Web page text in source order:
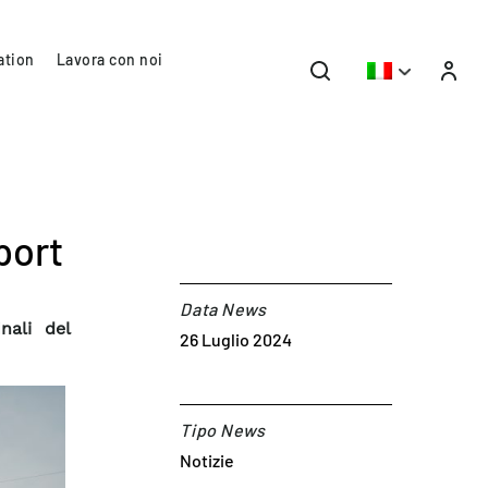
Lavora con noi
del
Data News
26 Luglio 2024
Tipo News
Notizie